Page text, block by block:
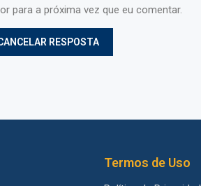
para a próxima vez que eu comentar.
Termos de Uso